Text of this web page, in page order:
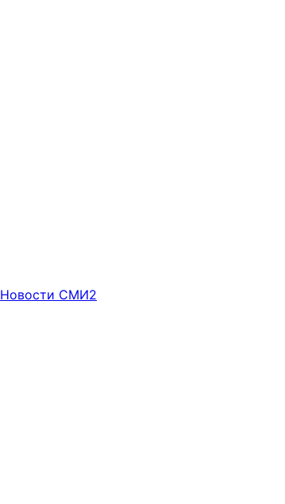
Новости СМИ2